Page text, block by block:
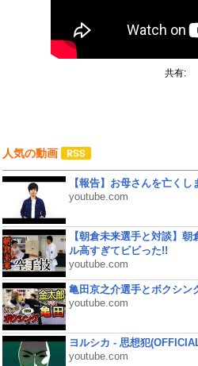
共有:
人気の動画
【報告】お母さんを亡くし
youtube.com
【朝倉未来選手と対談】
ル高すぎてビビった!!
youtube.com
亀田京之介選手とボクシン
youtube.com
ヨルシカ - 思想犯
youtube.com